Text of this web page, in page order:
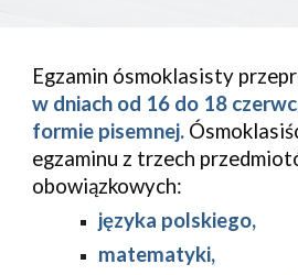
Egzamin ósmoklasisty
w dniach od 16 do 18
formie pisemnej.
egzaminu z trzech
obowiązkowych:
języka polskiego,
matematyki,